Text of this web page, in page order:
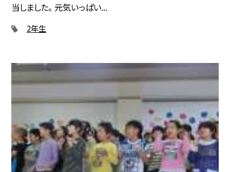
当しました。 元気いっぱい...
2年生